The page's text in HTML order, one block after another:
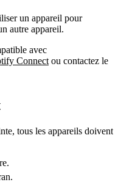
un appareil pour
autre appareil.
avec
Connect ou contactez le
tous les appareils doivent